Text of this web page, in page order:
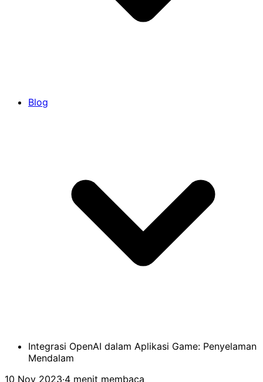
Blog
Integrasi OpenAI dalam Aplikasi Game: Penyelaman
Mendalam
10 Nov 2023·4 menit membaca